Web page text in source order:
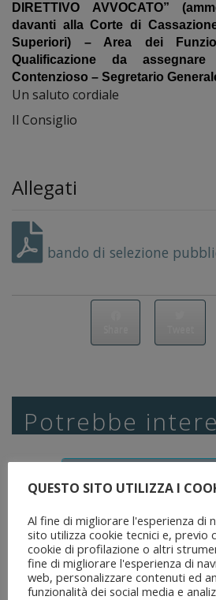
DIRETTIVO AVVOCATO”
davanti alla Corte di
Superiori) – Area dei
Qualificazione da
Contenzioso – Segretario
Un saluto cordiale
Il Consiglio
Allegati
bando di selezione
Potrebbe
QUESTO SITO UTILIZZA I
Al fine di migliorare l'esperienza di
sito utilizza cookie tecnici e, previo
cookie di profilazione o altri
fine di migliorare l'esperienza di
web, personalizzare contenuti ed
funzionalità dei social media e